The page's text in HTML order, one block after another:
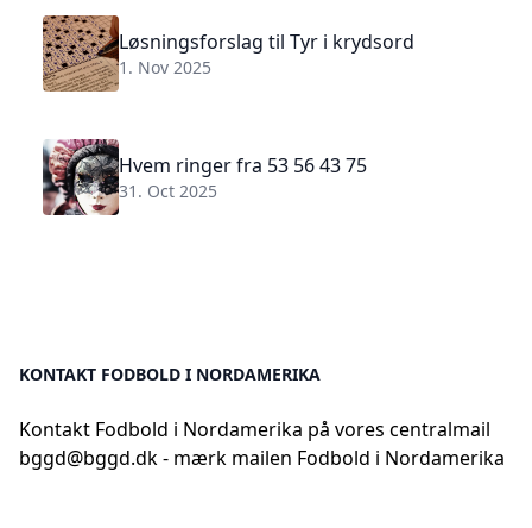
Løsningsforslag til Tyr i krydsord
1. Nov 2025
Hvem ringer fra 53 56 43 75
31. Oct 2025
KONTAKT FODBOLD I NORDAMERIKA
Kontakt Fodbold i Nordamerika på vores centralmail
bggd@bggd.dk- mærk mailen Fodbold i Nordamerika